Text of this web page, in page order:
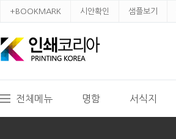
+BOOKMARK 시안확인 샘플보기
전체메뉴 명함 서식지